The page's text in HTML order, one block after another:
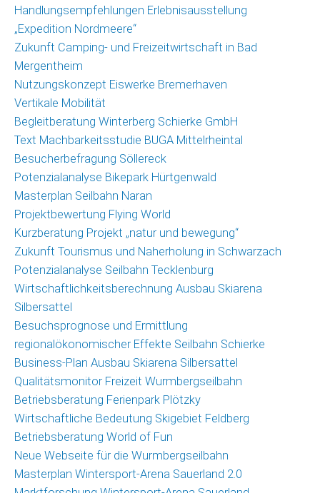
Handlungsempfehlungen Erlebnisausstellung
„Expedition Nordmeere“
Zukunft Camping- und Freizeitwirtschaft in Bad
Mergentheim
Nutzungskonzept Eiswerke Bremerhaven
Vertikale Mobilität
Begleitberatung Winterberg Schierke GmbH
Text Machbarkeitsstudie BUGA Mittelrheintal
Besucherbefragung Söllereck
Potenzialanalyse Bikepark Hürtgenwald
Masterplan Seilbahn Naran
Projektbewertung Flying World
Kurzberatung Projekt „natur und bewegung“
Zukunft Tourismus und Naherholung in Schwarzach
Potenzialanalyse Seilbahn Tecklenburg
Wirtschaftlichkeitsberechnung Ausbau Skiarena
Silbersattel
Besuchsprognose und Ermittlung
regionalökonomischer Effekte Seilbahn Schierke
Business-Plan Ausbau Skiarena Silbersattel
Qualitätsmonitor Freizeit Wurmbergseilbahn
Betriebsberatung Ferienpark Plötzky
Wirtschaftliche Bedeutung Skigebiet Feldberg
Betriebsberatung World of Fun
Neue Webseite für die Wurmbergseilbahn
Masterplan Wintersport-Arena Sauerland 2.0